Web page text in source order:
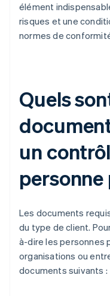
élément
risques et une
normes de
Quels
un
personne
Les documents
du type de client.
à-dire les personnes
organisations ou
documents suivants :